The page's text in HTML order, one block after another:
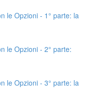
le Opzioni - 1° parte: la
le Opzioni - 2° parte:
le Opzioni - 3° parte: la